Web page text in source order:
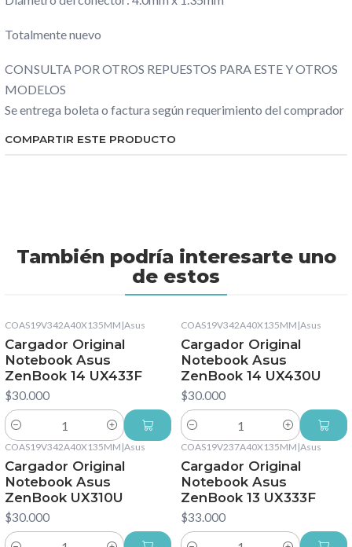
Totalmente nuevo
CONSULTA POR OTROS REPUESTOS PARA ESTE Y OTROS
MODELOS
Se entrega boleta o factura según requerimiento del comprador
COMPARTIR ESTE PRODUCTO
También podría interesarte uno
de estos
COAS19V342A40X135MM |Asus
Cargador Original
Notebook Asus
ZenBook 14 UX433F
$30.000
Cantidad
COAS19V342A40X135MM |Asus
Cargador Original
Notebook Asus
ZenBook 14 UX430U
$30.000
Cantidad
COAS19V342A40X135MM |Asus
Cargador Original
Notebook Asus
ZenBook UX310U
$30.000
COAS19V237A40X135MM |Asus
Cargador Original
Notebook Asus
ZenBook 13 UX333F
$33.000